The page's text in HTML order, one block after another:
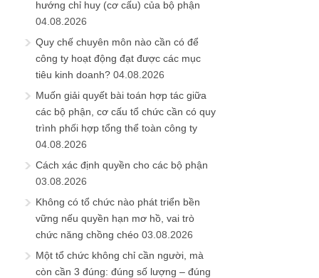
hướng chỉ huy (cơ cấu) của bộ phận
04.08.2026
Quy chế chuyên môn nào cần có để
công ty hoạt động đạt được các mục
tiêu kinh doanh? 04.08.2026
Muốn giải quyết bài toán hợp tác giữa
các bộ phận, cơ cấu tổ chức cần có quy
trình phối hợp tổng thể toàn công ty
04.08.2026
Cách xác định quyền cho các bộ phận
03.08.2026
Không có tổ chức nào phát triển bền
vững nếu quyền hạn mơ hồ, vai trò
chức năng chồng chéo 03.08.2026
Một tổ chức không chỉ cần người, mà
còn cần 3 đúng: đúng số lượng – đúng